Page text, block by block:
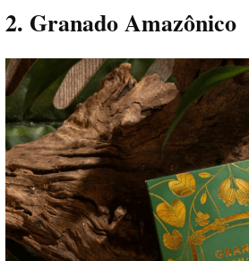
2. Granado Amazônico